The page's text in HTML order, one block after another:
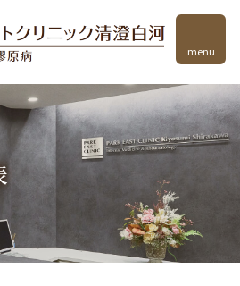
menu